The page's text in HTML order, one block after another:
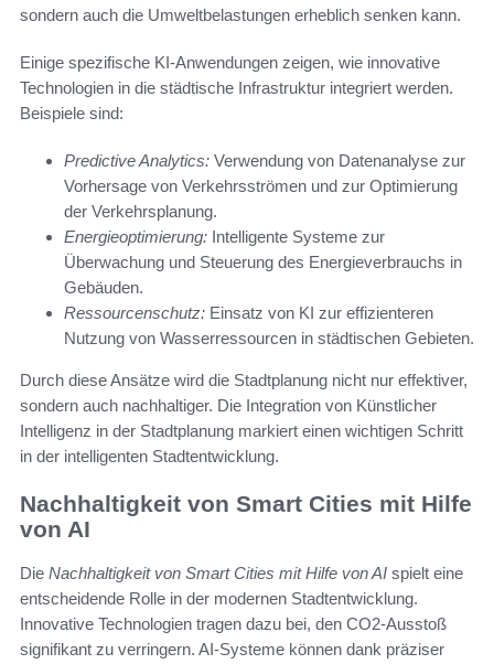
sondern auch die Umweltbelastungen erheblich senken kann.
Einige spezifische KI-Anwendungen zeigen, wie innovative
Technologien in die städtische Infrastruktur integriert werden.
Beispiele sind:
Predictive Analytics: Verwendung von Datenanalyse zur
Vorhersage von Verkehrsströmen und zur Optimierung
der Verkehrsplanung.
Energieoptimierung: Intelligente Systeme zur
Überwachung und Steuerung des Energieverbrauchs in
Gebäuden.
Ressourcenschutz: Einsatz von KI zur effizienteren
Nutzung von Wasserressourcen in städtischen Gebieten.
Durch diese Ansätze wird die Stadtplanung nicht nur effektiver,
sondern auch nachhaltiger. Die Integration von Künstlicher
Intelligenz in der Stadtplanung markiert einen wichtigen Schritt
in der intelligenten Stadtentwicklung.
Nachhaltigkeit von Smart Cities mit Hilfe
von AI
Die Nachhaltigkeit von Smart Cities mit Hilfe von AI spielt eine
entscheidende Rolle in der modernen Stadtentwicklung.
Innovative Technologien tragen dazu bei, den CO2-Ausstoß
signifikant zu verringern. AI-Systeme können dank präziser